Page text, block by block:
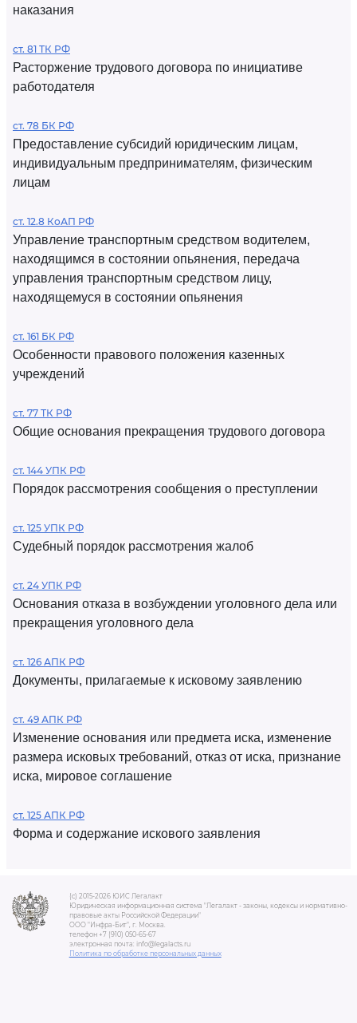
наказания
ст. 81 ТК РФ
Расторжение трудового договора по инициативе
работодателя
ст. 78 БК РФ
Предоставление субсидий юридическим лицам,
индивидуальным предпринимателям, физическим
лицам
ст. 12.8 КоАП РФ
Управление транспортным средством водителем,
находящимся в состоянии опьянения, передача
управления транспортным средством лицу,
находящемуся в состоянии опьянения
ст. 161 БК РФ
Особенности правового положения казенных
учреждений
ст. 77 ТК РФ
Общие основания прекращения трудового договора
ст. 144 УПК РФ
Порядок рассмотрения сообщения о преступлении
ст. 125 УПК РФ
Судебный порядок рассмотрения жалоб
ст. 24 УПК РФ
Основания отказа в возбуждении уголовного дела или
прекращения уголовного дела
ст. 126 АПК РФ
Документы, прилагаемые к исковому заявлению
ст. 49 АПК РФ
Изменение основания или предмета иска, изменение
размера исковых требований, отказ от иска, признание
иска, мировое соглашение
ст. 125 АПК РФ
Форма и содержание искового заявления
(c) 2015-2026 ЮИС Легалакт
Юридическая информационная система "Легалакт - законы, кодексы и нормативно-
правовые акты Российской Федерации"
ООО "Инфра-Бит", г. Москва.
телефон +7 (910) 050-65-67
электронная почта: info@legalacts.ru
Политика по обработке персональных данных